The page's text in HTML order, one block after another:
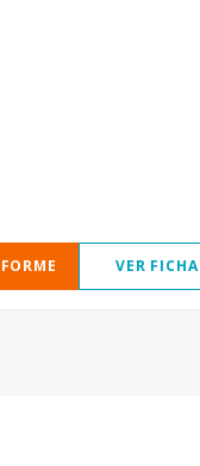
VER FICHA